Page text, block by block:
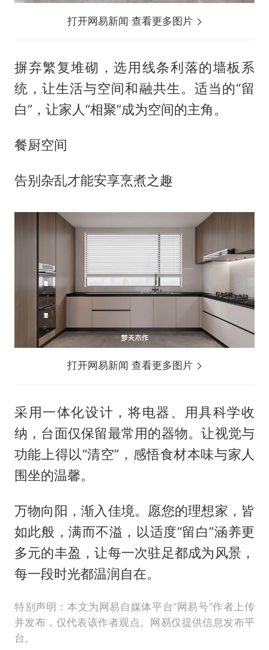
打开网易新闻 查看更多图片
摒弃繁复堆砌，选用线条利落的墙板系
统，让生活与空间和融共生。适当的“留
白”，让家人“相聚”成为空间的主角。
餐厨空间
告别杂乱才能安享烹煮之趣
打开网易新闻 查看更多图片
采用一体化设计，将电器、用具科学收
纳，台面仅保留最常用的器物。让视觉与
功能上得以“清空”，感悟食材本味与家人
围坐的温馨。
万物向阳，渐入佳境。愿您的理想家，皆
如此般，满而不溢，以适度“留白”涵养更
多元的丰盈，让每一次驻足都成为风景，
每一段时光都温润自在。
特别声明：本文为网易自媒体平台“网易号”作者上传
并发布，仅代表该作者观点。网易仅提供信息发布平
台。